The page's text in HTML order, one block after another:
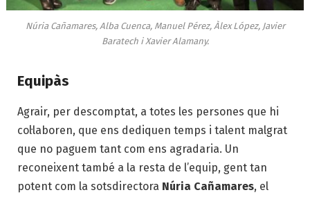
Núria Cañamares, Alba Cuenca, Manuel Pérez, Àlex López, Javier
Baratech i Xavier Alamany.
Equipàs
Agrair, per descomptat, a totes les persones que hi
col·laboren, que ens dediquen temps i talent malgrat
que no paguem tant com ens agradaria. Un
reconeixent també a la resta de l’equip, gent tan
potent com la sotsdirectora Núria Cañamares, el